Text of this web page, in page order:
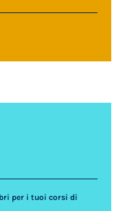
per i tuoi corsi di